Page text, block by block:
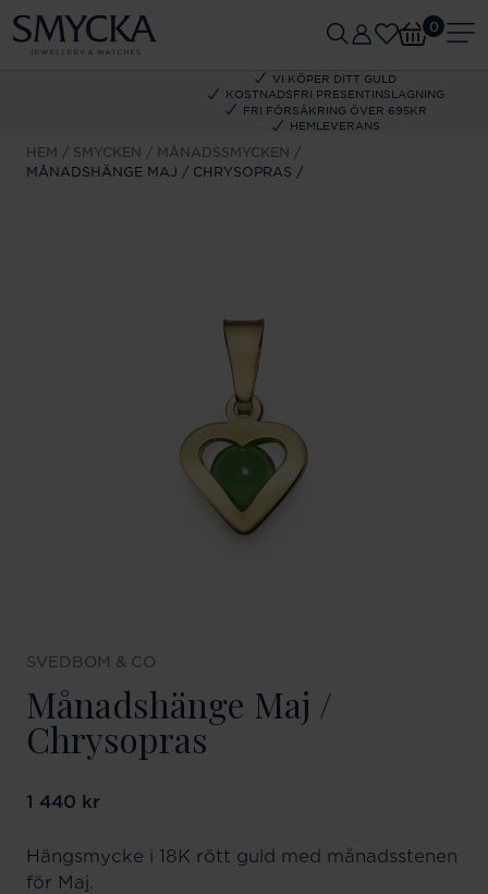
VI KÖPER DITT GULD
KOSTNADSFRI PRESENTINSLAGNING
FRI FÖRSÄKRING ÖVER 695KR
HEMLEVERANS
0
HEM SMYCKEN
MÅNADSSMYCKEN
MÅNADSHÄNGE MAJ / CHRYSOPRAS
SVEDBOM & CO
Månadshänge Maj /
Chrysopras
Pris:1 440 kr
1 440 kr
Hängsmycke i 18K rött guld med månadsstenen
för Maj.